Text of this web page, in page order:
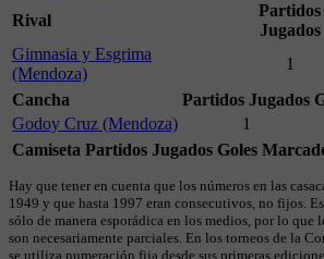
Rival
Partidos
Jugados
Gimnasia y Esgrima
(Mendoza)
1
Cancha
Partidos Jugados
Godoy Cruz (Mendoza)
1
Camiseta Partidos Jugados Goles
Hay que tener en cuenta que los números en las
1949 y que hasta 1997 eran consecutivos, no fijos.
sólo de manera esporádica en los medios, por lo que
son necesariamente parciales. En los torneos de la
se utiliza numeración fija desde sus primeras